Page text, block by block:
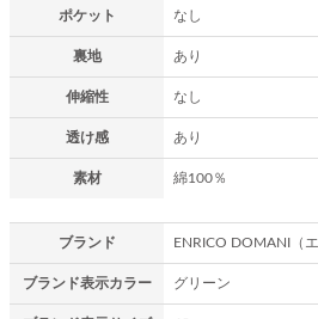
ポケット なし
裏地 あり
伸縮性 なし
透け感 あり
素材 綿100％
ブランド ENRICO DOMANI（
ブランド表示カラー グリーン